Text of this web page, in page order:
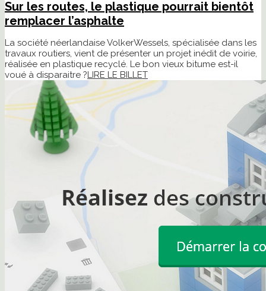
Sur les routes, le plastique pourrait bientôt
remplacer l’asphalte
La société néerlandaise VolkerWessels, spécialisée dans les
travaux routiers, vient de présenter un projet inédit de voirie,
réalisée en plastique recyclé. Le bon vieux bitume est-il
voué à disparaitre ?LIRE LE BILLET